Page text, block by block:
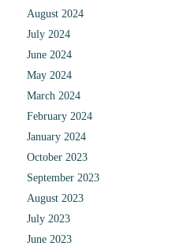
August 2024
July 2024
June 2024
May 2024
March 2024
February 2024
January 2024
October 2023
September 2023
August 2023
July 2023
June 2023